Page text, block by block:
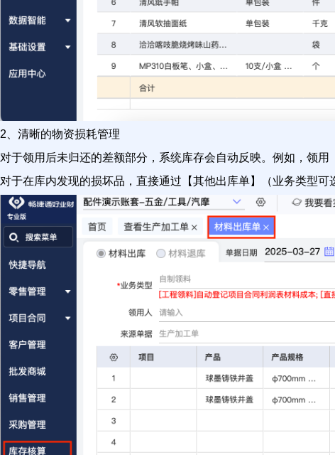
2、清晰的物资损耗管理
对于领用后未归还的差额部分，系统库存会自动反映。例如，领
对于在库内发现的损坏品，直接通过【其他出库单】（业务类型可